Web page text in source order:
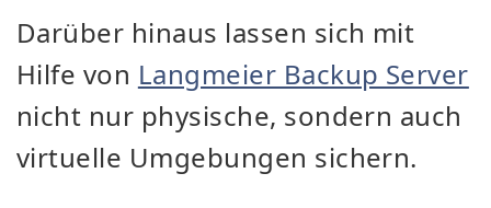
Darüber hinaus lassen sich mit
Hilfe von Langmeier Backup Server
nicht nur physische, sondern auch
virtuelle Umgebungen sichern.